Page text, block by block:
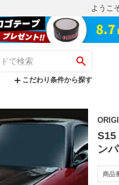
ようこ
こだわり条件から探す
S15
ン
商品